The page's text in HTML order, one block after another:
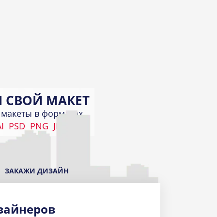
СВОЙ МАКЕТ
в форматах
PSD PNG JPEG
ЗАКАЖИ ДИЗАЙН